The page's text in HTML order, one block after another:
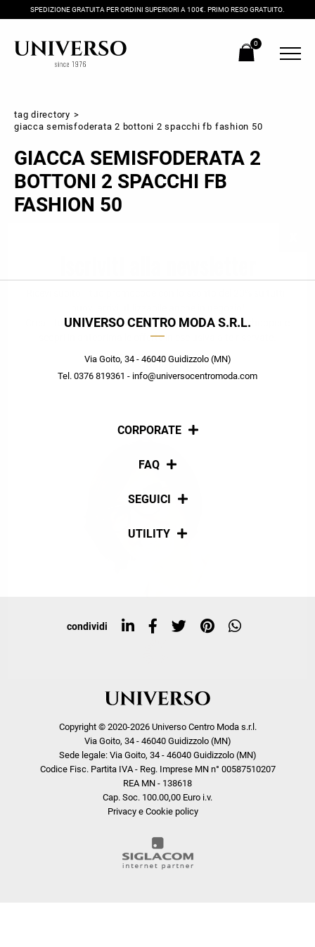
SPEDIZIONE GRATUITA PER ORDINI SUPERIORI A 100€. PRIMO RESO GRATUITO.
0
tag directory >
giacca semisfoderata 2 bottoni 2 spacchi fb fashion 50
GIACCA SEMISFODERATA 2
BOTTONI 2 SPACCHI FB
FASHION 50
UNIVERSO CENTRO MODA S.R.L.
Via Goito, 34 - 46040 Guidizzolo (MN)
Tel. 0376 819361 - info@universocentromoda.com
CORPORATE
Chi siamo
FAQ
Pagamenti
SEGUICI
Social
UTILITY
Top ricerche
condividi
Copyright © 2020-2026 Universo Centro Moda s.r.l.
Via Goito, 34 - 46040 Guidizzolo (MN)
Sede legale: Via Goito, 34 - 46040 Guidizzolo (MN)
Codice Fisc. Partita IVA - Reg. Imprese MN n° 00587510207
REA MN - 138618
Cap. Soc. 100.00,00 Euro i.v.
Privacy e Cookie policy
Crea il tuo stile grazie ai consigli dei nostri personal shopper e
scopri in anteprima le offerte in esclusiva a te riservate.